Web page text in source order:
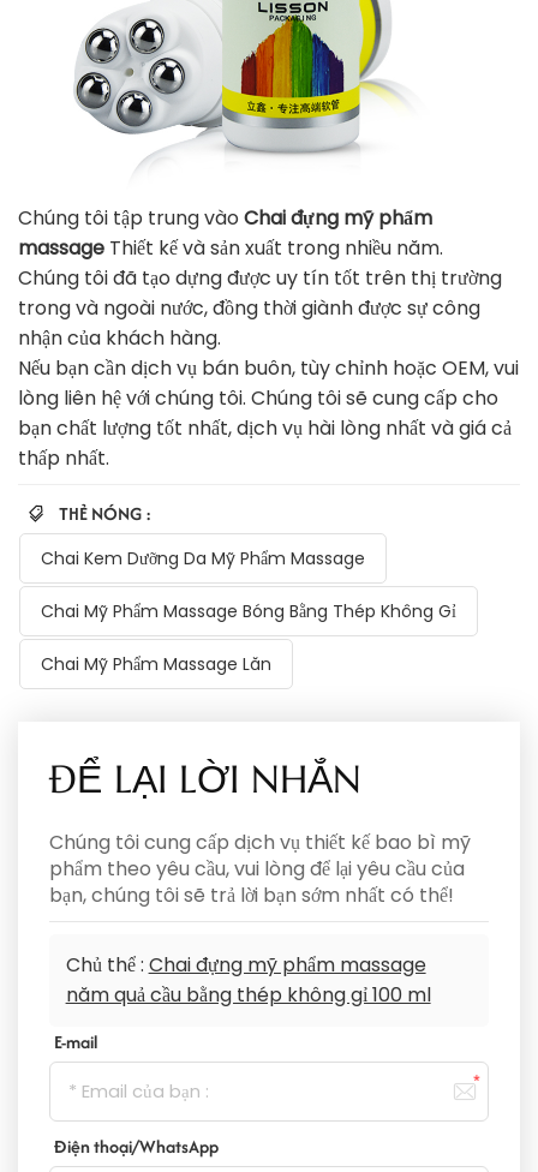
Chúng tôi tập trung vào Chai đựng mỹ phẩm
massage Thiết kế và sản xuất trong nhiều năm.
Chúng tôi đã tạo dựng được uy tín tốt trên thị trường
trong và ngoài nước, đồng thời giành được sự công
nhận của khách hàng.
Nếu bạn cần dịch vụ bán buôn, tùy chỉnh hoặc OEM, vui
lòng liên hệ với chúng tôi. Chúng tôi sẽ cung cấp cho
bạn chất lượng tốt nhất, dịch vụ hài lòng nhất và giá cả
thấp nhất.
THẺ NÓNG :
Chai Kem Dưỡng Da Mỹ Phẩm Massage
Chai Mỹ Phẩm Massage Bóng Bằng Thép Không Gỉ
Chai Mỹ Phẩm Massage Lăn
ĐỂ LẠI LỜI NHẮN
Chúng tôi cung cấp dịch vụ thiết kế bao bì mỹ
phẩm theo yêu cầu, vui lòng để lại yêu cầu của
bạn, chúng tôi sẽ trả lời bạn sớm nhất có thể!
Chủ thể : Chai đựng mỹ phẩm massage
năm quả cầu bằng thép không gỉ 100 ml
E-mail
Điện thoại/WhatsApp